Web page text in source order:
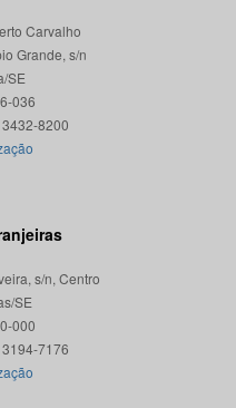
Carvalho
Grande, s/n
SE
036
s/n, Centro
SE
000